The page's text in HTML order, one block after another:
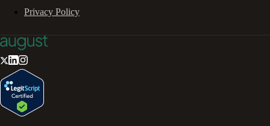
Privacy Policy